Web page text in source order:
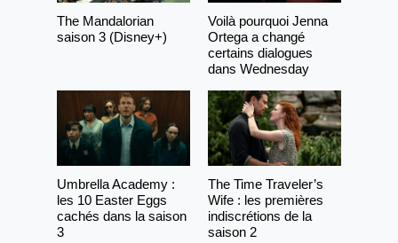
The Mandalorian
saison 3 (Disney+)
Voilà pourquoi Jenna
Ortega a changé
certains dialogues
dans Wednesday
Umbrella Academy :
les 10 Easter Eggs
cachés dans la saison
3
The Time Traveler’s
Wife : les premières
indiscrétions de la
saison 2